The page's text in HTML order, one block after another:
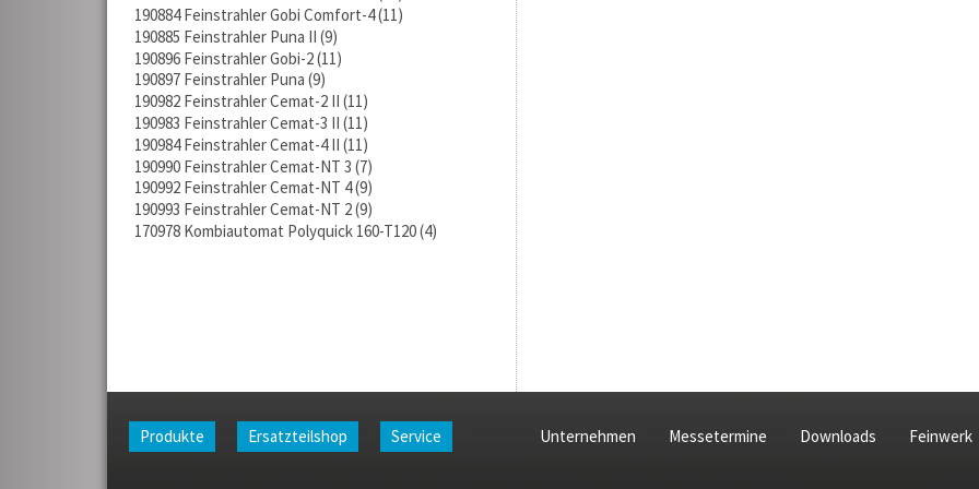
190884 Feinstrahler Gobi Comfort-4 11
190885 Feinstrahler Puna II 9
190896 Feinstrahler Gobi-2 11
190897 Feinstrahler Puna 9
190982 Feinstrahler Cemat-2 II 11
190983 Feinstrahler Cemat-3 II 11
190984 Feinstrahler Cemat-4 II 11
190990 Feinstrahler Cemat-NT 3 7
190992 Feinstrahler Cemat-NT 4 9
190993 Feinstrahler Cemat-NT 2 9
170978 Kombiautomat Polyquick 160-T120 4
Produkte Ersatzteilshop Service Unternehmen Messetermine Downloads Feinwerk